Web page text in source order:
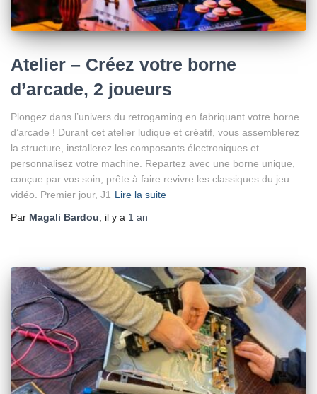
Atelier – Créez votre borne
d’arcade, 2 joueurs
Plongez dans l’univers du retrogaming en fabriquant votre borne
d’arcade ! Durant cet atelier ludique et créatif, vous assemblerez
la structure, installerez les composants électroniques et
personnalisez votre machine. Repartez avec une borne unique,
conçue par vos soin, prête à faire revivre les classiques du jeu
vidéo. Premier jour, J1 Lire la suite
Par Magali Bardou , il y a 1 an